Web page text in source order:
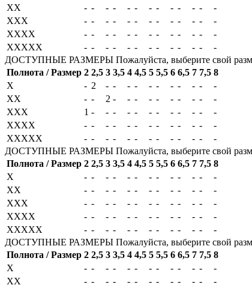
XX
- - - - - - - - - - - -
-
XXX
- - - - - - - - - - - -
-
XXXX
- - - - - - - - - - - -
-
XXXXX
- - - - - - - - - - - -
-
ДОСТУПНЫЕ РАЗМЕРЫ Пожалуйста, выберите свой
Полнота / Размер 2 2,5 3 3,5 4 4,5 5 5,5 6 6,5 7 7,5 8
X
- 2 - - - - - - - - - -
-
XX
- - 2 - - - - - - - - -
-
XXX
1 - - - - - - - - - - -
-
XXXX
- - - - - - - - - - - -
-
XXXXX
- - - - - - - - - - - -
-
ДОСТУПНЫЕ РАЗМЕРЫ Пожалуйста, выберите свой
Полнота / Размер 2 2,5 3 3,5 4 4,5 5 5,5 6 6,5 7 7,5 8
X
- - - - - - - - - - - -
-
XX
- - - - - - - - - - - -
-
XXX
- - - - - - - - - - - -
-
XXXX
- - - - - - - - - - - -
-
XXXXX
- - - - - - - - - - - -
-
ДОСТУПНЫЕ РАЗМЕРЫ Пожалуйста, выберите свой
Полнота / Размер 2 2,5 3 3,5 4 4,5 5 5,5 6 6,5 7 7,5 8
X
- - - - - - - - - - - -
-
XX
- - - - - - - - - - - -
-